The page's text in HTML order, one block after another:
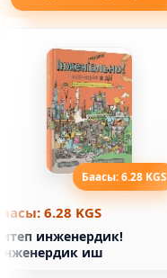
Баасы: 6.28 KGS
6.28 KGS
инженердик!
иш